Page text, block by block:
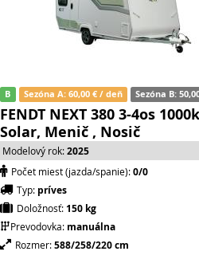
B Sezóna A: 60,00 € / deň Sezóna B:
FENDT NEXT 380 3-4os
Solar, Menič , Nosič
Modelový rok:2025
Počet miest (jazda/spanie):0/0
Typ: príves
Doložnosť:150 kg
Prevodovka: manuálna
Rozmer:588/258/220 cm